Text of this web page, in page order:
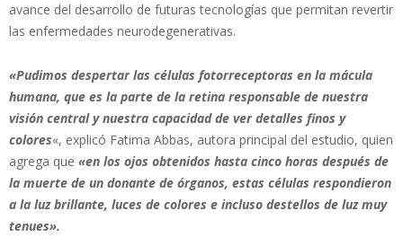
avance del desarrollo de futuras tecnologías que permitan revertir
las enfermedades neurodegenerativas.
«Pudimos despertar las células fotorreceptoras en la mácula
humana, que es la parte de la retina responsable de nuestra
visión central y nuestra capacidad de ver detalles finos y
colores«, explicó Fatima Abbas, autora principal del estudio, quien
agrega que «en los ojos obtenidos hasta cinco horas después de
la muerte de un donante de órganos, estas células respondieron
a la luz brillante, luces de colores e incluso destellos de luz muy
tenues».